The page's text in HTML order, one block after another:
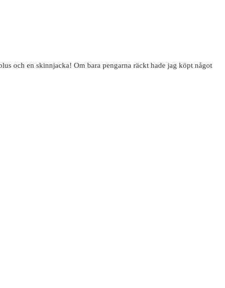
och en skinnjacka! Om bara pengarna räckt hade jag köpt något